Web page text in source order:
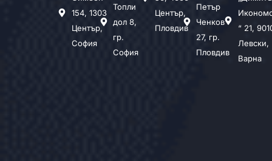
154, 1303
Център,
София
Топли
дол 8,
гр.
София
Център,
Пловдив
Петър
Ченков
27, гр.
Пловдив
“ 21,
Левски,
Варна